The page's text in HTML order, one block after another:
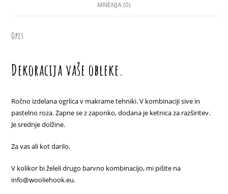
MNENJA (0)
Opis
Dekoracija vaše obleke.
Ročno izdelana ogrlica v makrame tehniki. V kombinaciji sive in
pastelno roza. Zapne se z zaponko, dodana je ketnica za razširitev.
Je srednje dolžine.
Za vas ali kot darilo.
V kolikor bi želeli drugo barvno kombinacijo, mi pišite na
info@wooliehook.eu.